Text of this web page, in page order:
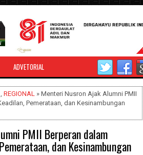
ADVETORIAL
, REGIONAL » Menteri Nusron Ajak Alumni PMII
Pemerataan, dan Kesinambungan
PMII Berperan dalam
dan Kesinambungan